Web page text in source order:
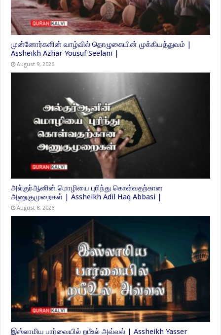
முன்னோர்களின் வாழ்வில் தொழுகையின் முக்கியத்துவம் |
Assheikh Azhar Yousuf Seelani |
August 9, 2026
அல்குர்ஆனின் மொழியை புரிந்து கொள்வதற்கான
அணுகுமுறைகள் | Assheikh Adil Haq Abbasi |
August 8, 2026
இஸ்லாமிய பார்வையில் றபீஉல் அவ்வல் | Assheikh Yasser